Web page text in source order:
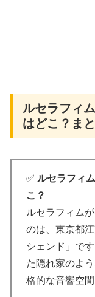
ルセラフィ
はどこ？ま
✅ ルセラフィ
こ？
ルセラフィム
のは、東京都
シェンド」で
た隠れ家のよ
格的な音響空間